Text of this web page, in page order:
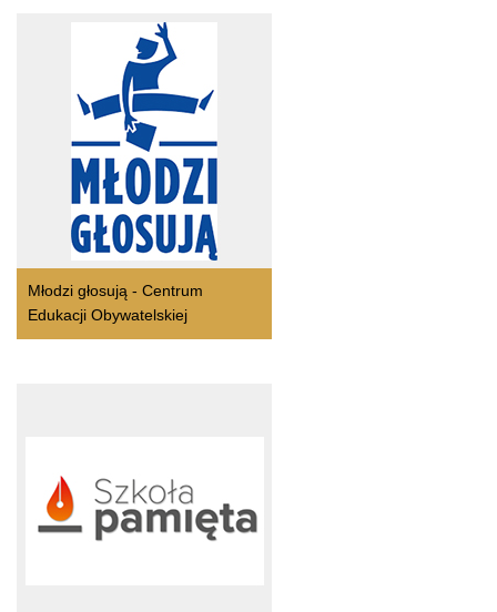
Młodzi głosują - Centrum
Edukacji Obywatelskiej